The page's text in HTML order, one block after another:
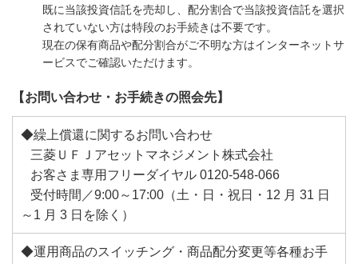
既に当該投資信託を売却し、配分割合で当該投資信託を選択
されていない方は特段のお手続きは不要です。
現在の保有商品や配分割合がご不明な方はインターネットサ
ービスでご確認いただけます。
【お問い合わせ・お手続きの照会先】
◆繰上償還に関するお問い合わせ
三菱ＵＦＪアセットマネジメント株式会社
お客さま専用フリーダイヤル 0120-548-066
受付時間／9:00～17:00（土・日・祝日・12 月 31 日
～1 月 3 日を除く）
◆運用商品のスイッチング・商品配分変更等各種お手